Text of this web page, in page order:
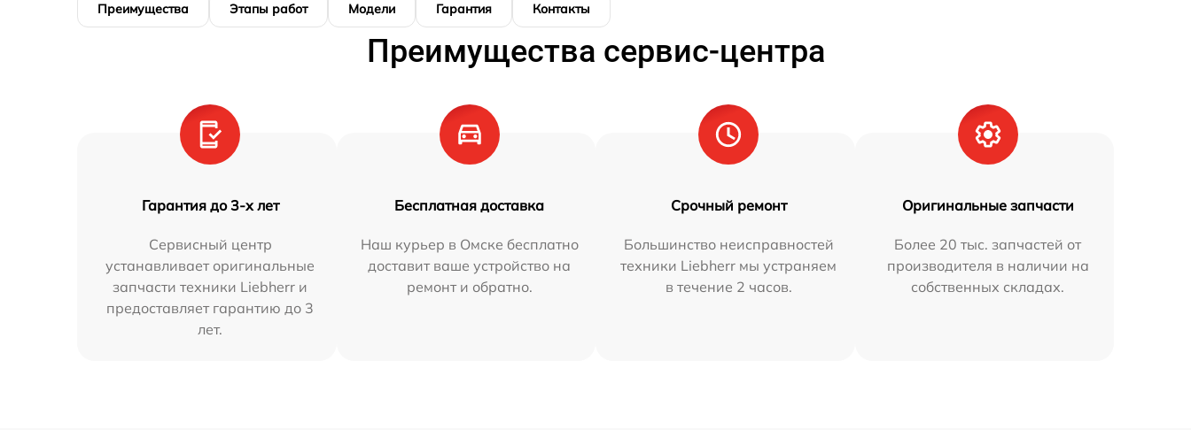
Преимущества Этапы работ Модели Гарантия Контакты
Преимущества сервис-центра
Гарантия до 3-х лет
Сервисный центр
устанавливает оригинальные
запчасти техники Liebherr и
предоставляет гарантию до 3
лет.
Бесплатная доставка
Наш курьер в Омске бесплатно
доставит ваше устройство на
ремонт и обратно.
Срочный ремонт
Большинство неисправностей
техники Liebherr мы устраняем
в течение 2 часов.
Оригинальные запчасти
Более 20 тыс. запчастей от
производителя в наличии на
собственных складах.